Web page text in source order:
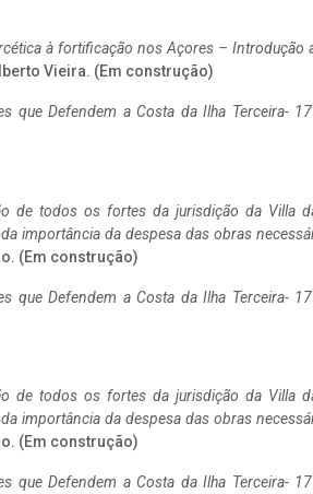
à fortificação nos Açores – Introdução
Vieira. (Em construção)
que Defendem a Costa da Ilha Terceira-
de todos os fortes da jurisdição da Villa
importância da despesa das obras
(Em construção)
que Defendem a Costa da Ilha Terceira-
de todos os fortes da jurisdição da Villa
importância da despesa das obras
(Em construção)
que Defendem a Costa da Ilha Terceira-